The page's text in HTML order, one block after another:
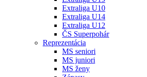
Extraliga U10
Extraliga U14
Extraliga U12
ČS Superpohár
Reprezentácia
MS seniori
MS juniori
MS ženy